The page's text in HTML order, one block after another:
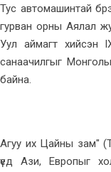
Тус автомашинтай
гурван орны Аялал
Уул аймагт хийсэн
санаачилгыг
байна.
Агуу их Цайны зам"
үед Ази, Европыг